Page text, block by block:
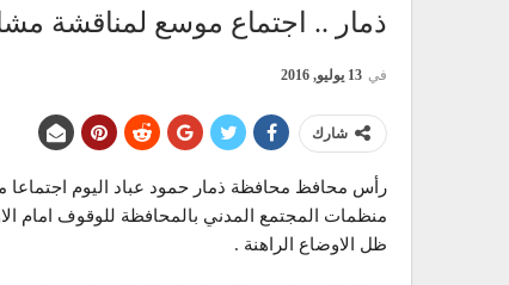
ذمار .. اجتماع موسع لمناقشة
في 13 يوليو, 2016
شارك
رأس محافظ محافظة ذمار حمود عباد اليوم
منظمات المجتمع المدني بالمحافظة للوقوف امام
ظل الاوضاع الراهنة .